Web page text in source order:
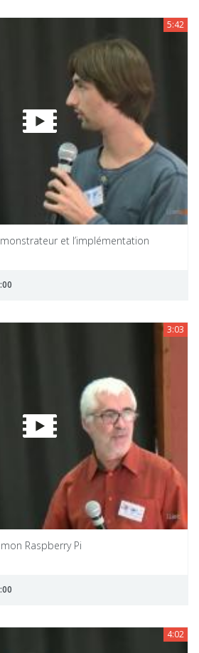
5:42
et l’implémentation
3:03
Raspberry Pi
4:02